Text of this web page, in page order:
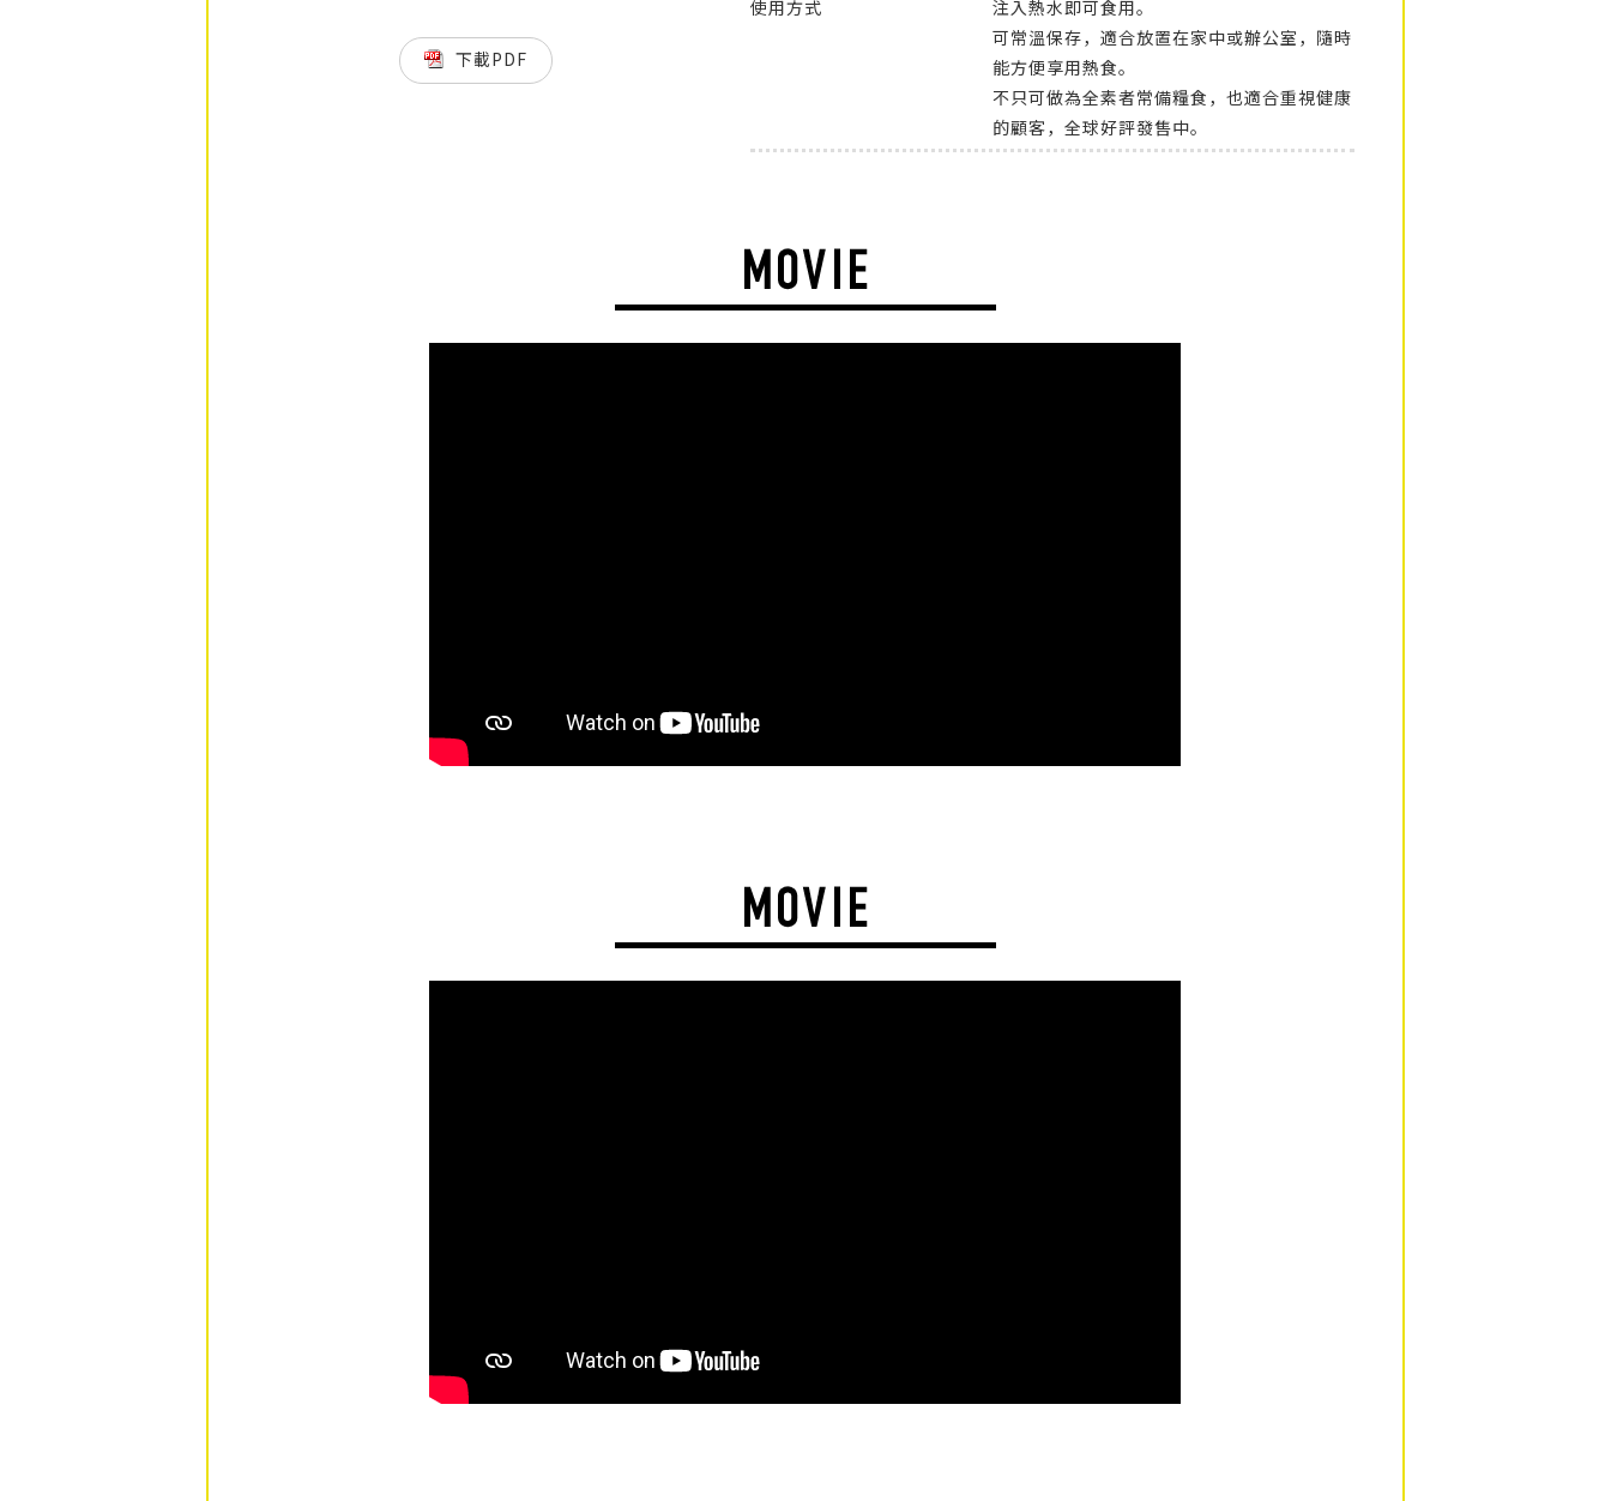
下載PDF
使用方式
注入熱水即可食用。
可常溫保存，適合放置在家中或辦公室，隨時
能方便享用熱食。
不只可做為全素者常備糧食，也適合重視健康
的顧客，全球好評發售中。